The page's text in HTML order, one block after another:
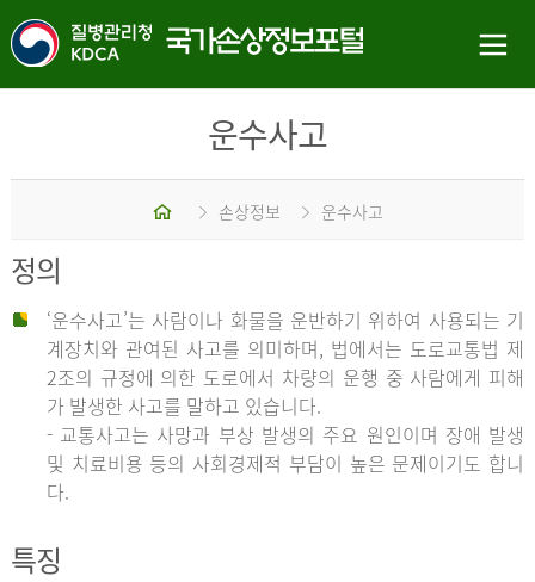
운수사고
홈 손상정보 운수사고
정의
‘운수사고’는 사람이나 화물을 운반하기 위하여 사용되는 기
계장치와 관여된 사고를 의미하며, 법에서는 도로교통법 제
2조의 규정에 의한 도로에서 차량의 운행 중 사람에게 피해
가 발생한 사고를 말하고 있습니다.
- 교통사고는 사망과 부상 발생의 주요 원인이며 장애 발생
및 치료비용 등의 사회경제적 부담이 높은 문제이기도 합니
다.
특징